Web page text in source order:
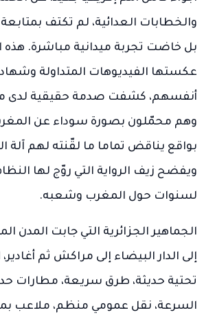
والخطابات العدائية، لم تكتف
بل خاضت تجربة ميدانية مباشرة. هذه
عكستها الفيديوهات المتداولة
أنفسهم، كشفت صدمة حقيقية لدى
وهم محمّلون بصورة سوداء عن
بواقع يناقض تماما ما لقّنته لهم آلة
ويفضح زيف الرواية التي روّج لها
لسنوات حول المغرب وشعبه.
الجماهير الجزائرية التي جابت المدن
إلى الدار البيضاء إلى مراكش ثم
تحتية حديثة، طرق سريعة، مطارات
السرعة، نقل عمومي منظم، ملاعب